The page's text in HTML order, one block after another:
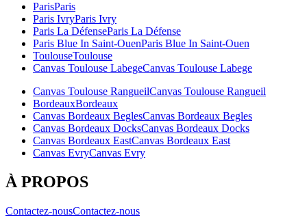
ParisParis
Paris IvryParis Ivry
Paris La DéfenseParis La Défense
Paris Blue In Saint-OuenParis Blue In Saint-Ouen
ToulouseToulouse
Canvas Toulouse LabegeCanvas Toulouse Labege
Canvas Toulouse RangueilCanvas Toulouse Rangueil
BordeauxBordeaux
Canvas Bordeaux BeglesCanvas Bordeaux Begles
Canvas Bordeaux DocksCanvas Bordeaux Docks
Canvas Bordeaux EastCanvas Bordeaux East
Canvas EvryCanvas Evry
À PROPOS
Contactez-nousContactez-nous